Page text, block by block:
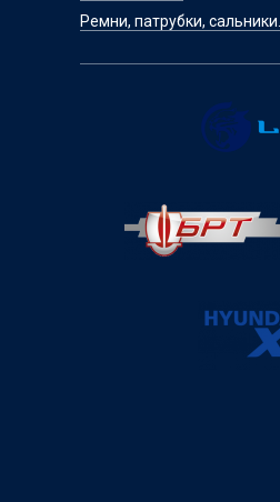
Ремни, патрубки, сальники...